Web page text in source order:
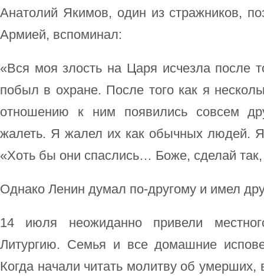
Анатолий Якимов, один из стражников,
Армией, вспоминал:
«Вся моя злость на Царя исчезла после
побыл в охране. После того как я
отношению к ним появились совсем
жалеть. Я жалел их как обычных людей.
«Хоть бы они спаслись… Боже, сделай
Однако Ленин думал по-другому и имел
14 июля неожиданно привели
Литургию. Семья и все домашние
Когда начали читать молитву об